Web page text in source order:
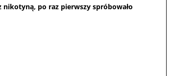
po raz pierwszy spróbowało